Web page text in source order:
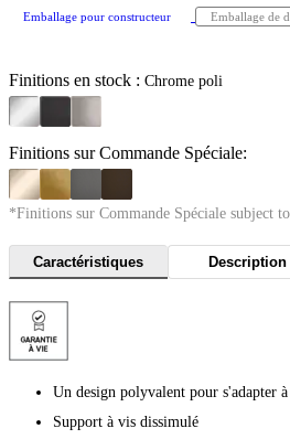
Emballage pour constructeur Emballage de
Finitions en stock : Chrome poli
Finitions sur Commande Spéciale:
*Finitions sur Commande Spéciale subject to
Caractéristiques Description
Un design polyvalent pour s'adapter
Support à vis dissimulé